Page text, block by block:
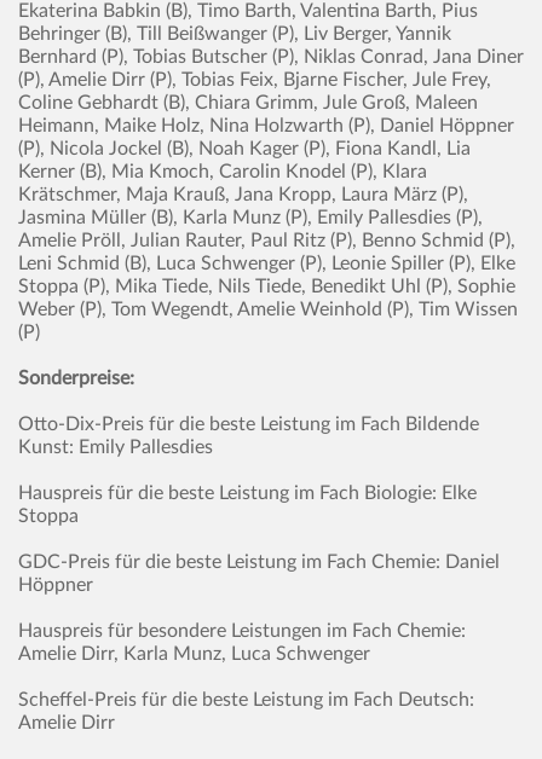
Ekaterina Babkin (B), Timo Barth, Valentina Barth, Pius
Behringer (B), Till Beißwanger (P), Liv Berger, Yannik
Bernhard (P), Tobias Butscher (P), Niklas Conrad, Jana Diner
(P), Amelie Dirr (P), Tobias Feix, Bjarne Fischer, Jule Frey,
Coline Gebhardt (B), Chiara Grimm, Jule Groß, Maleen
Heimann, Maike Holz, Nina Holzwarth (P), Daniel Höppner
(P), Nicola Jockel (B), Noah Kager (P), Fiona Kandl, Lia
Kerner (B), Mia Kmoch, Carolin Knodel (P), Klara
Krätschmer, Maja Krauß, Jana Kropp, Laura März (P),
Jasmina Müller (B), Karla Munz (P), Emily Pallesdies (P),
Amelie Pröll, Julian Rauter, Paul Ritz (P), Benno Schmid (P),
Leni Schmid (B), Luca Schwenger (P), Leonie Spiller (P), Elke
Stoppa (P), Mika Tiede, Nils Tiede, Benedikt Uhl (P), Sophie
Weber (P), Tom Wegendt, Amelie Weinhold (P), Tim Wissen
(P)
Sonderpreise:
Otto-Dix-Preis für die beste Leistung im Fach Bildende
Kunst: Emily Pallesdies
Hauspreis für die beste Leistung im Fach Biologie: Elke
Stoppa
GDC-Preis für die beste Leistung im Fach Chemie: Daniel
Höppner
Hauspreis für besondere Leistungen im Fach Chemie:
Amelie Dirr, Karla Munz, Luca Schwenger
Scheffel-Preis für die beste Leistung im Fach Deutsch:
Amelie Dirr